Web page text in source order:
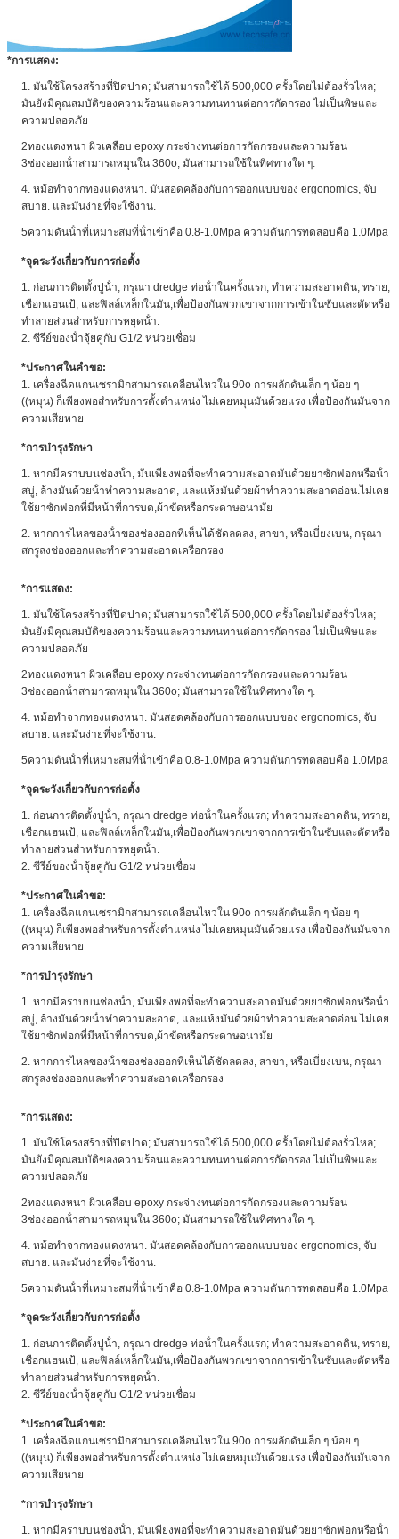
*การแสดง:
1. มันใช้โครงสร้างที่ปิดปาด; มันสามารถใช้ได้ 500,000 ครั้งโดยไม่ต้องรั่วไหล;
มันยังมีคุณสมบัติของความร้อนและความทนทานต่อการกัดกรอง ไม่เป็นพิษและ
ความปลอดภัย
2ทองแดงหนา ผิวเคลือบ epoxy กระจ่างทนต่อการกัดกรองและความร้อน
3ช่องออกน้ําสามารถหมุนใน 360o; มันสามารถใช้ในทิศทางใด ๆ.
4. หม้อทําจากทองแดงหนา. มันสอดคล้องกับการออกแบบของ ergonomics, จับ
สบาย. และมันง่ายที่จะใช้งาน.
5ความดันน้ําที่เหมาะสมที่น้ําเข้าคือ 0.8-1.0Mpa ความดันการทดสอบคือ 1.0Mpa
*จุดระวังเกี่ยวกับการก่อตั้ง
1. ก่อนการติดตั้งปูน้ํา, กรุณา dredge ท่อน้ําในครั้งแรก; ทําความสะอาดดิน, ทราย,
เชือกแฮนเป้, และฟิลล์เหล็กในมัน,เพื่อป้องกันพวกเขาจากการเข้าในซับและตัดหรือ
ทําลายส่วนสําหรับการหยุดน้ํา.
2. ซีรีย์ของน้ําจุ้ยคู่กับ G1/2 หน่วยเชื่อม
*ประกาศในคําขอ:
1. เครื่องฉีดแกนเซรามิกสามารถเคลื่อนไหวใน 90o การผลักดันเล็ก ๆ น้อย ๆ
((หมุน) ก็เพียงพอสําหรับการตั้งตําแหน่ง ไม่เคยหมุนมันด้วยแรง เพื่อป้องกันมันจาก
ความเสียหาย
*การบํารุงรักษา
1. หากมีคราบบนช่องน้ํา, มันเพียงพอที่จะทําความสะอาดมันด้วยยาซักฟอกหรือน้ํา
สบู่, ล้างมันด้วยน้ําทําความสะอาด, และแห้งมันด้วยผ้าทําความสะอาดอ่อน.ไม่เคย
ใช้ยาซักฟอกที่มีหน้าที่การบด,ผ้าขัดหรือกระดาษอนามัย
2. หากการไหลของน้ําของช่องออกที่เห็นได้ชัดลดลง, สาขา, หรือเบี่ยงเบน, กรุณา
สกรูลงช่องออกและทําความสะอาดเครือกรอง
*การแสดง:
1. มันใช้โครงสร้างที่ปิดปาด; มันสามารถใช้ได้ 500,000 ครั้งโดยไม่ต้องรั่วไหล;
มันยังมีคุณสมบัติของความร้อนและความทนทานต่อการกัดกรอง ไม่เป็นพิษและ
ความปลอดภัย
2ทองแดงหนา ผิวเคลือบ epoxy กระจ่างทนต่อการกัดกรองและความร้อน
3ช่องออกน้ําสามารถหมุนใน 360o; มันสามารถใช้ในทิศทางใด ๆ.
4. หม้อทําจากทองแดงหนา. มันสอดคล้องกับการออกแบบของ ergonomics, จับ
สบาย. และมันง่ายที่จะใช้งาน.
5ความดันน้ําที่เหมาะสมที่น้ําเข้าคือ 0.8-1.0Mpa ความดันการทดสอบคือ 1.0Mpa
*จุดระวังเกี่ยวกับการก่อตั้ง
1. ก่อนการติดตั้งปูน้ํา, กรุณา dredge ท่อน้ําในครั้งแรก; ทําความสะอาดดิน, ทราย,
เชือกแฮนเป้, และฟิลล์เหล็กในมัน,เพื่อป้องกันพวกเขาจากการเข้าในซับและตัดหรือ
ทําลายส่วนสําหรับการหยุดน้ํา.
2. ซีรีย์ของน้ําจุ้ยคู่กับ G1/2 หน่วยเชื่อม
*ประกาศในคําขอ:
1. เครื่องฉีดแกนเซรามิกสามารถเคลื่อนไหวใน 90o การผลักดันเล็ก ๆ น้อย ๆ
((หมุน) ก็เพียงพอสําหรับการตั้งตําแหน่ง ไม่เคยหมุนมันด้วยแรง เพื่อป้องกันมันจาก
ความเสียหาย
*การบํารุงรักษา
1. หากมีคราบบนช่องน้ํา, มันเพียงพอที่จะทําความสะอาดมันด้วยยาซักฟอกหรือน้ํา
สบู่, ล้างมันด้วยน้ําทําความสะอาด, และแห้งมันด้วยผ้าทําความสะอาดอ่อน.ไม่เคย
ใช้ยาซักฟอกที่มีหน้าที่การบด,ผ้าขัดหรือกระดาษอนามัย
2. หากการไหลของน้ําของช่องออกที่เห็นได้ชัดลดลง, สาขา, หรือเบี่ยงเบน, กรุณา
สกรูลงช่องออกและทําความสะอาดเครือกรอง
*การแสดง:
1. มันใช้โครงสร้างที่ปิดปาด; มันสามารถใช้ได้ 500,000 ครั้งโดยไม่ต้องรั่วไหล;
มันยังมีคุณสมบัติของความร้อนและความทนทานต่อการกัดกรอง ไม่เป็นพิษและ
ความปลอดภัย
2ทองแดงหนา ผิวเคลือบ epoxy กระจ่างทนต่อการกัดกรองและความร้อน
3ช่องออกน้ําสามารถหมุนใน 360o; มันสามารถใช้ในทิศทางใด ๆ.
4. หม้อทําจากทองแดงหนา. มันสอดคล้องกับการออกแบบของ ergonomics, จับ
สบาย. และมันง่ายที่จะใช้งาน.
5ความดันน้ําที่เหมาะสมที่น้ําเข้าคือ 0.8-1.0Mpa ความดันการทดสอบคือ 1.0Mpa
*จุดระวังเกี่ยวกับการก่อตั้ง
1. ก่อนการติดตั้งปูน้ํา, กรุณา dredge ท่อน้ําในครั้งแรก; ทําความสะอาดดิน, ทราย,
เชือกแฮนเป้, และฟิลล์เหล็กในมัน,เพื่อป้องกันพวกเขาจากการเข้าในซับและตัดหรือ
ทําลายส่วนสําหรับการหยุดน้ํา.
2. ซีรีย์ของน้ําจุ้ยคู่กับ G1/2 หน่วยเชื่อม
*ประกาศในคําขอ:
1. เครื่องฉีดแกนเซรามิกสามารถเคลื่อนไหวใน 90o การผลักดันเล็ก ๆ น้อย ๆ
((หมุน) ก็เพียงพอสําหรับการตั้งตําแหน่ง ไม่เคยหมุนมันด้วยแรง เพื่อป้องกันมันจาก
ความเสียหาย
*การบํารุงรักษา
1. หากมีคราบบนช่องน้ํา, มันเพียงพอที่จะทําความสะอาดมันด้วยยาซักฟอกหรือน้ํา